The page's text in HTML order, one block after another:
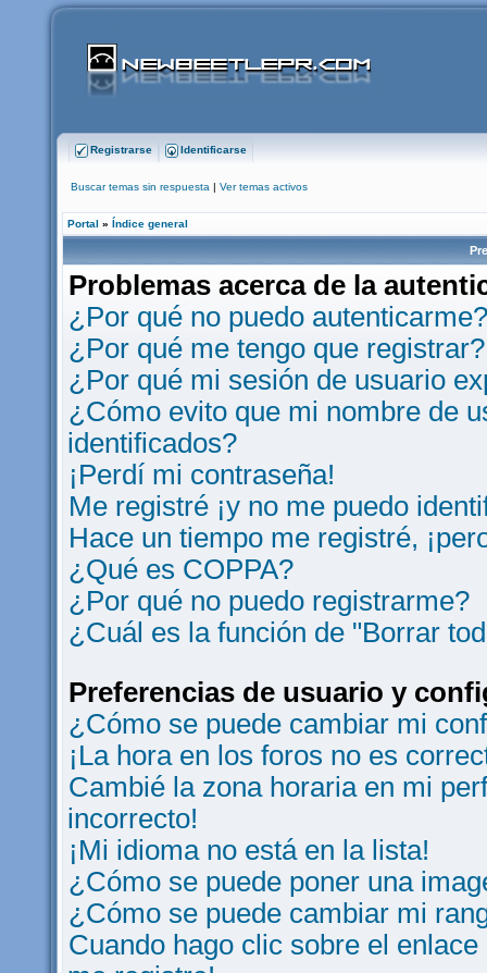
Registrarse Identificarse
Buscar temas sin respuesta | Ver temas activos
Portal » Índice general
Problemas acerca de la
¿Por qué no puedo autenticarme?
¿Por qué me tengo que registrar?
¿Por qué mi sesión de usuario
¿Cómo evito que mi nombre de
identificados?
¡Perdí mi contraseña!
Me registré ¡y no me puedo
Hace un tiempo me registré,
¿Qué es COPPA?
¿Por qué no puedo registrarme?
¿Cuál es la función de "Borrar
Preferencias de usuario y
¿Cómo se puede cambiar mi
¡La hora en los foros no es
Cambié la zona horaria en mi
incorrecto!
¡Mi idioma no está en la lista!
¿Cómo se puede poner una
¿Cómo se puede cambiar mi
Cuando hago clic sobre el